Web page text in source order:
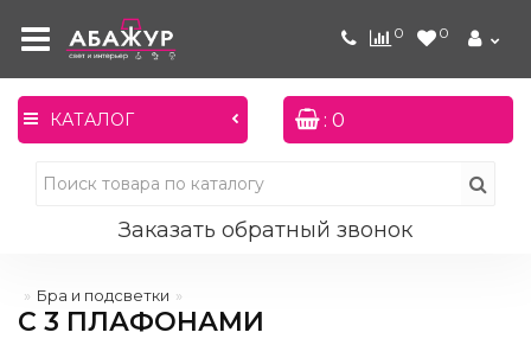
0 0
КАТАЛОГ : 0
Заказать обратный звонок
Бра и подсветки
С 3 ПЛАФОНАМИ